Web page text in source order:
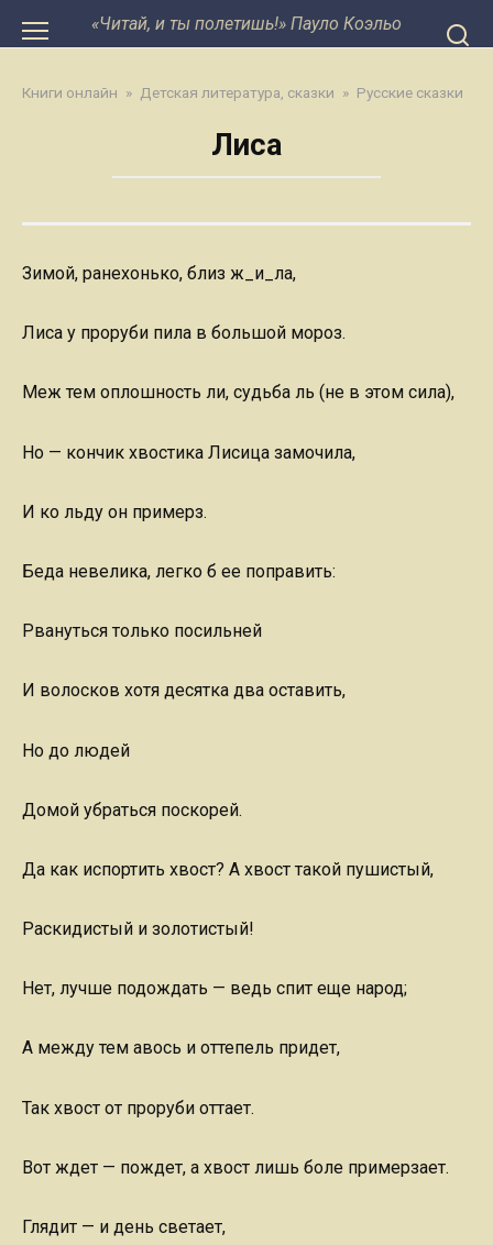
«Читай, и ты полетишь!» Пауло Коэльо
Книги онлайн » Детская литература, сказки » Русские сказки
Лиса
Зимой, ранехонько, близ ж_и_ла,
Лиса у проруби пила в большой мороз.
Меж тем оплошность ли, судьба ль (не в этом сила),
Но — кончик хвостика Лисица замочила,
И ко льду он примерз.
Беда невелика, легко б ее поправить:
Рвануться только посильней
И волосков хотя десятка два оставить,
Но до людей
Домой убраться поскорей.
Да как испортить хвост? А хвост такой пушистый,
Раскидистый и золотистый!
Нет, лучше подождать — ведь спит еще народ;
А между тем авось и оттепель придет,
Так хвост от проруби оттает.
Вот ждет — пождет, а хвост лишь боле примерзает.
Глядит — и день светает,